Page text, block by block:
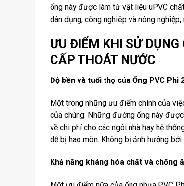
ống này được làm từ vật liệu uPVC
dân dụng, công nghiêp và nông
ƯU ĐIỂM KHI SỬ
CẤP THOÁT NƯỚC
Độ bền và tuổi thọ của Ống PVC Phi
Một trong những ưu điểm chính của
của chúng. Những đường ống này
về chi phí cho các ngôi nhà hay hệ
dễ bị hao mòn. Không bị ảnh hưởng
Khả năng kháng hóa chất và chống